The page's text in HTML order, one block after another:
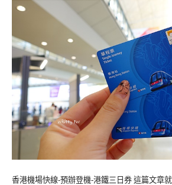
香港機場快線-預辦登機-港鐵三日券 這篇文章